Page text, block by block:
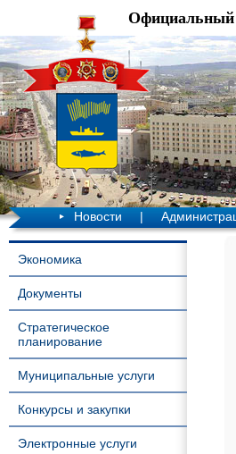
Официальный
Новости |
Экономика
Документы
Стратегическое
планирование
Муниципальные услуги
Конкурсы и закупки
Электронные услуги